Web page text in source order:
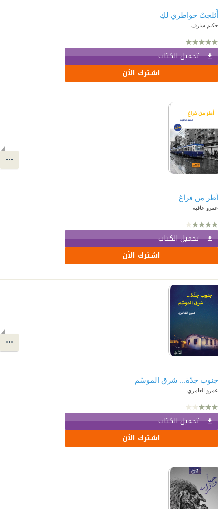
أَثلجتْ خواطري لكِ
حكيم شارف
تحميل الكتاب
اشترك الآن
أطر من فراغ
عمرو عافية
تحميل الكتاب
اشترك الآن
جنوب جدّة... شرق الموسّم
عمرو العامري
تحميل الكتاب
اشترك الآن